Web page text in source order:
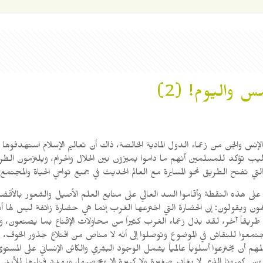
واليوم! (2)
من زعماء الدول المادية الخالصة، ذاك أن تعاليم الإسلام استهدفوها
تؤكد للمسلمين أنهم ما داموا يميزون بين الحلال والحرام،
تفتح الطريق نحو المسايرة مع العالم الحديث في جميع نواحي الحياة
هذه النقطة وأقاموا السد العالي على منابع العلم الأصيل والشعور
ويقولون: إن الحضارة التي اخترعها الغرب إنما هي حضارة زائفة ليس
طريقاً آخر، لقد بذل زعماء الغرب كثيراً من محاولات الإقناع بما يصنعون،
للنقاش في الموضوع وتوصلوا إلى أنه لا مناص من اقتلاع جذور الخوف،
يخترعوا أسلوباً عالمياً يشمل الوجود البشري والكائن الإنساني على